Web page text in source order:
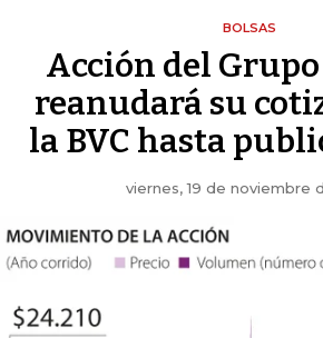
BOLSAS
Acción del
reanudará su
la BVC hasta
viernes, 19 de noviembre